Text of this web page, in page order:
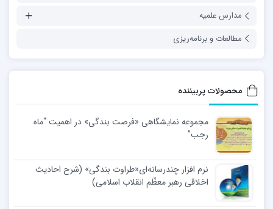
مدارس علمیه
مطالعات و برنامه‌ریزی
محصولات پربیننده
مجموعه نمایشگاهی «فرصت بندگی» در اهمیت “ماه
رجب”
نرم افزار چندرسانه‌ای«طراوت بندگی» (شرح احادیث
اخلاقی رهبر معظّم انقلاب اسلامی)